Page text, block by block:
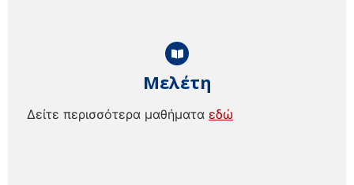
Μελέτη
Δείτε περισσότερα μαθήματα εδώ